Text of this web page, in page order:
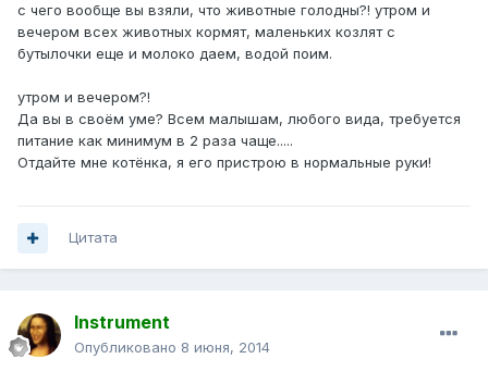
с чего вообще вы взяли, что животные голодны?! утром и
вечером всех животных кормят, маленьких козлят с
бутылочки еще и молоко даем, водой поим.
утром и вечером?!
Да вы в своём уме? Всем малышам, любого вида, требуется
питание как минимум в 2 раза чаще.....
Отдайте мне котёнка, я его пристрою в нормальные руки!
Цитата
Instrument
Опубликовано 8 июня, 2014